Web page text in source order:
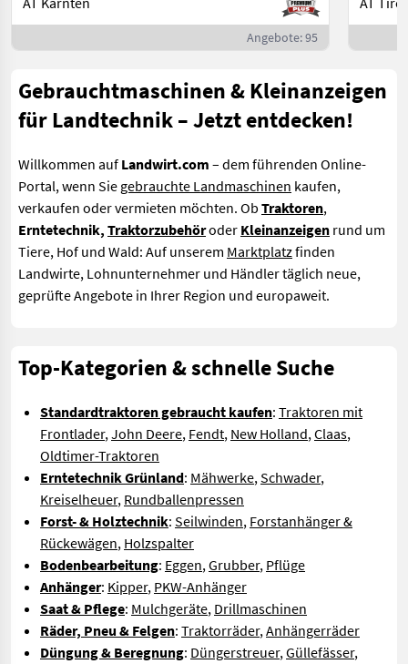
Angebote: 95
Gebrauchtmaschinen & Kleinanzeigen
für Landtechnik – Jetzt entdecken!
Willkommen auf Landwirt.com – dem führenden Online-
Portal, wenn Sie gebrauchte Landmaschinen kaufen,
verkaufen oder vermieten möchten. Ob Traktoren,
Erntetechnik, Traktorzubehöroder Kleinanzeigen rund um
Tiere, Hof und Wald: Auf unserem Marktplatzfinden
Landwirte, Lohnunternehmer und Händler täglich neue,
geprüfte Angebote in Ihrer Region und europaweit.
Top-Kategorien & schnelle Suche
Standardtraktoren gebraucht kaufen: Traktoren mit
Frontlader,John Deere, Fendt, New Holland,Claas,
Oldtimer-Traktoren
Erntetechnik Grünland: Mähwerke,Schwader,
Kreiselheuer, Rundballenpressen
Forst- & Holztechnik: Seilwinden, Forstanhänger &
Rückewägen, Holzspalter
Bodenbearbeitung: Eggen,Grubber, Pflüge
Anhänger: Kipper, PKW-Anhänger
Saat & Pflege: Mulchgeräte, Drillmaschinen
Räder, Pneu & Felgen: Traktorräder,Anhängerräder
Düngung & Beregnung: Düngerstreuer,Güllefässer,